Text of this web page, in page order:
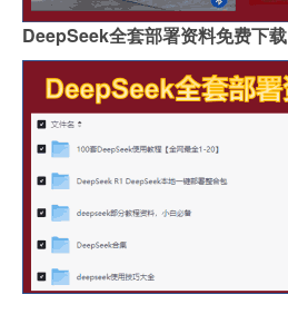
DeepSeek全套部署资料免费下载